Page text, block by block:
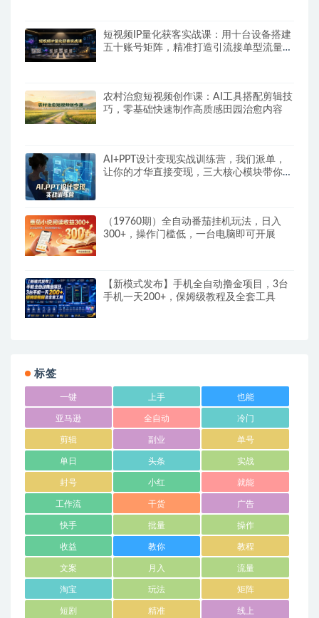
短视频IP量化获客实战课：用十台设备搭建
五十账号矩阵，精准打造引流接单型流量账
农村治愈短视频创作课：AI工具搭配剪辑技
巧，零基础快速制作高质感田园治愈内容
AI+PPT设计变现实战训练营，我们派单，
让你的才华直接变现，三大核心模块带你构
（19760期）全自动番茄挂机玩法，日入
300+，操作门槛低，一台电脑即可开展
【新模式发布】手机全自动撸金项目，3台
手机一天200+，保姆级教程及全套工具
标签
一键 上手 也能
亚马逊 全自动 冷门
剪辑 副业 单号
单日 头条 实战
封号 小红 就能
工作流 干货 广告
快手 批量 操作
收益 教你 教程
文案 月入 流量
淘宝 玩法 矩阵
短剧 精准 线上